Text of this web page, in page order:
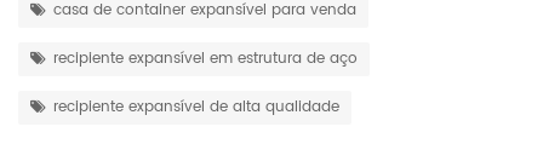
casa de container expansível para venda
recipiente expansível em estrutura de aço
recipiente expansível de alta qualidade